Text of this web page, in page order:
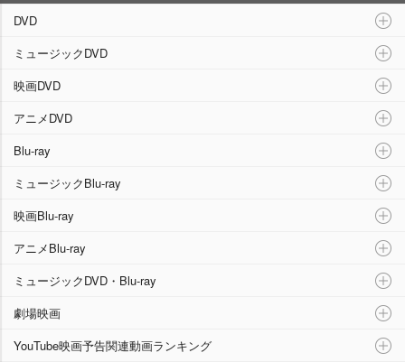
DVD
ミュージックDVD
映画DVD
アニメDVD
Blu-ray
ミュージックBlu-ray
映画Blu-ray
アニメBlu-ray
ミュージックDVD・Blu-ray
劇場映画
YouTube映画予告関連動画ランキング